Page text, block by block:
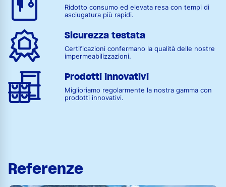
Ridotto consumo ed elevata resa con tempi di
asciugatura più rapidi.
Sicurezza testata
Certificazioni confermano la qualità delle nostre
impermeabilizzazioni.
Prodotti innovativi
Miglioriamo regolarmente la nostra gamma con
prodotti innovativi.
Referenze